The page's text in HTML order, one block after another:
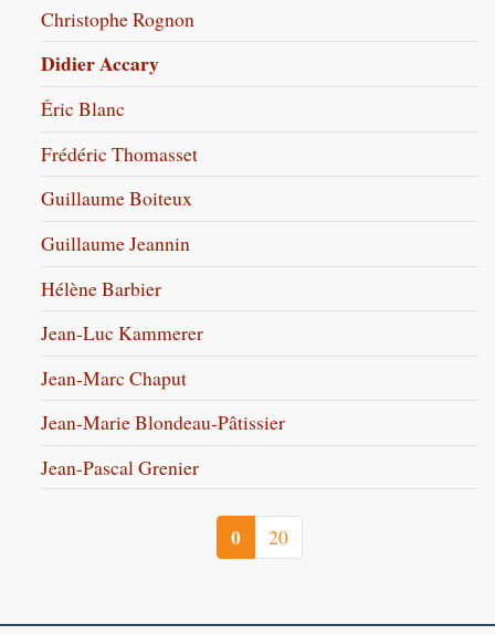
Christophe Rognon
Didier Accary
Éric Blanc
Frédéric Thomasset
Guillaume Boiteux
Guillaume Jeannin
Hélène Barbier
Jean-Luc Kammerer
Jean-Marc Chaput
Jean-Marie Blondeau-Pâtissier
Jean-Pascal Grenier
0 20